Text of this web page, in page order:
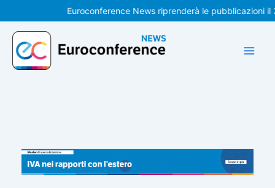
al
contenuto
Euroconference News riprenderà le pubblicazioni il 31